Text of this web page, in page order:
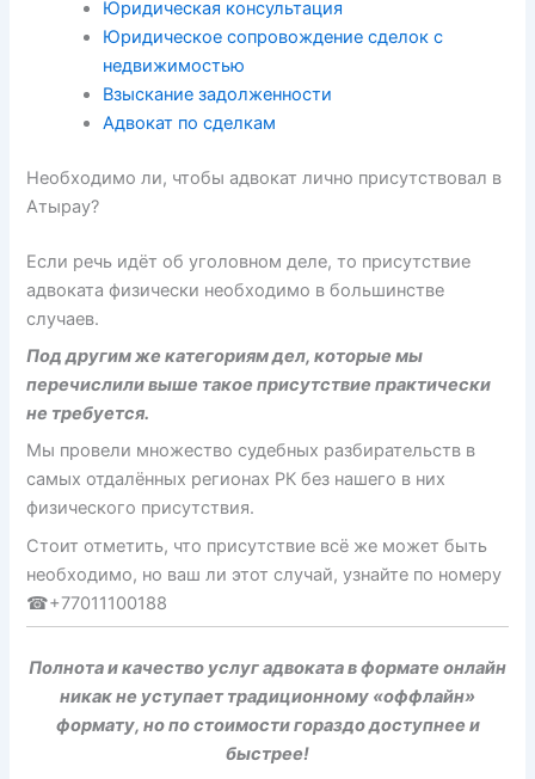
Юридическая консультация
Юридическое сопровождение сделок с
недвижимостью
Взыскание задолженности
Адвокат по сделкам
Необходимо ли, чтобы адвокат лично присутствовал в
Атырау?
Если речь идёт об уголовном деле, то присутствие
адвоката физически необходимо в большинстве
случаев.
Под другим же категориям дел, которые мы
перечислили выше такое присутствие практически
не требуется.
Мы провели множество судебных разбирательств в
самых отдалённых регионах РК без нашего в них
физического присутствия.
Стоит отметить, что присутствие всё же может быть
необходимо, но ваш ли этот случай, узнайте по номеру
☎+77011100188
Полнота и качество услуг адвоката в формате онлайн
никак не уступает традиционному «оффлайн»
формату, но по стоимости гораздо доступнее и
быстрее!